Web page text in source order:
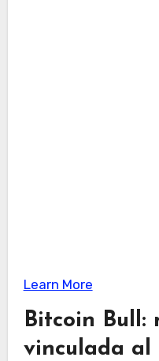
Learn More
Bitcoin Bull:
vinculada al